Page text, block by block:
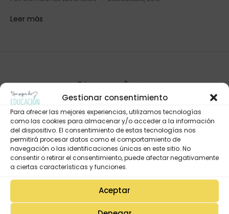
Gestionar consentimiento
Para ofrecer las mejores experiencias, utilizamos tecnologías
como las cookies para almacenar y/o acceder a la información
del dispositivo. El consentimiento de estas tecnologías nos
permitirá procesar datos como el comportamiento de
navegación o las identificaciones únicas en este sitio. No
consentir o retirar el consentimiento, puede afectar negativamente
a ciertas características y funciones.
Aceptar
Leer más
Mi Cuenta
Lista de deseos
Mi Perfil
Descargas